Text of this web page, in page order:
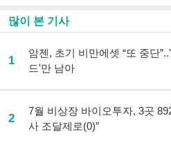
많이 본 기사
1
암젠, 초기 비만에셋 “또 중단
드'만 남아
2
7월 비상장 바이오투자, 3곳
사 조달제로(0)”